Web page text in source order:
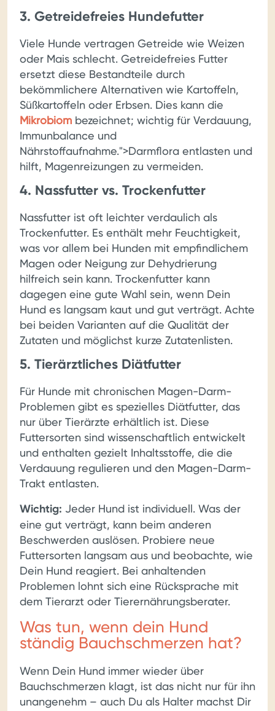
3. Getreidefreies Hundefutter
Viele Hunde vertragen Getreide wie Weizen
oder Mais schlecht. Getreidefreies Futter
ersetzt diese Bestandteile durch
bekömmlichere Alternativen wie Kartoffeln,
Süßkartoffeln oder Erbsen. Dies kann die
Mikrobiom bezeichnet; wichtig für Verdauung,
Immunbalance und
Nährstoffaufnahme.">Darmflora entlasten und
hilft, Magenreizungen zu vermeiden.
4. Nassfutter vs. Trockenfutter
Nassfutter ist oft leichter verdaulich als
Trockenfutter. Es enthält mehr Feuchtigkeit,
was vor allem bei Hunden mit empfindlichem
Magen oder Neigung zur Dehydrierung
hilfreich sein kann. Trockenfutter kann
dagegen eine gute Wahl sein, wenn Dein
Hund es langsam kaut und gut verträgt. Achte
bei beiden Varianten auf die Qualität der
Zutaten und möglichst kurze Zutatenlisten.
5. Tierärztliches Diätfutter
Für Hunde mit chronischen Magen-Darm-
Problemen gibt es spezielles Diätfutter, das
nur über Tierärzte erhältlich ist. Diese
Futtersorten sind wissenschaftlich entwickelt
und enthalten gezielt Inhaltsstoffe, die die
Verdauung regulieren und den Magen-Darm-
Trakt entlasten.
Wichtig: Jeder Hund ist individuell. Was der
eine gut verträgt, kann beim anderen
Beschwerden auslösen. Probiere neue
Futtersorten langsam aus und beobachte, wie
Dein Hund reagiert. Bei anhaltenden
Problemen lohnt sich eine Rücksprache mit
dem Tierarzt oder Tierernährungsberater.
Was tun, wenn dein Hund
ständig Bauchschmerzen hat?
Wenn Dein Hund immer wieder über
Bauchschmerzen klagt, ist das nicht nur für ihn
unangenehm – auch Du als Halter machst Dir